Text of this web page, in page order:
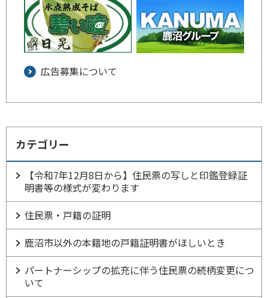
広告募集について
カテゴリー
【令和7年12月8日から】住民票の写しと印鑑登録証
明書等の様式が変わります
住民票・戸籍の証明
鹿沼市以外の本籍地の戸籍証明書がほしいとき
パートナーシップの拡充に伴う住民票の続柄変更につ
いて